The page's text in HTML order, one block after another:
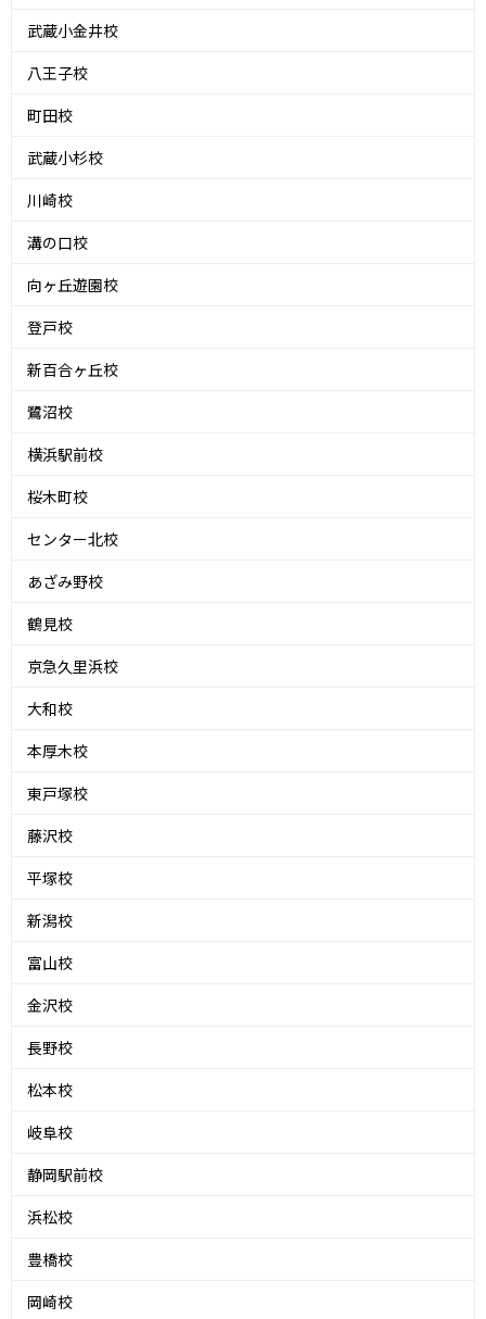
武蔵小金井校
八王子校
町田校
武蔵小杉校
川崎校
溝の口校
向ヶ丘遊園校
登戸校
新百合ヶ丘校
鷺沼校
横浜駅前校
桜木町校
センター北校
あざみ野校
鶴見校
京急久里浜校
大和校
本厚木校
東戸塚校
藤沢校
平塚校
新潟校
富山校
金沢校
長野校
松本校
岐阜校
静岡駅前校
浜松校
豊橋校
岡崎校